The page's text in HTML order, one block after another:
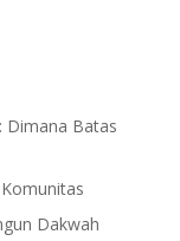
Dimana Batas
Dakwah